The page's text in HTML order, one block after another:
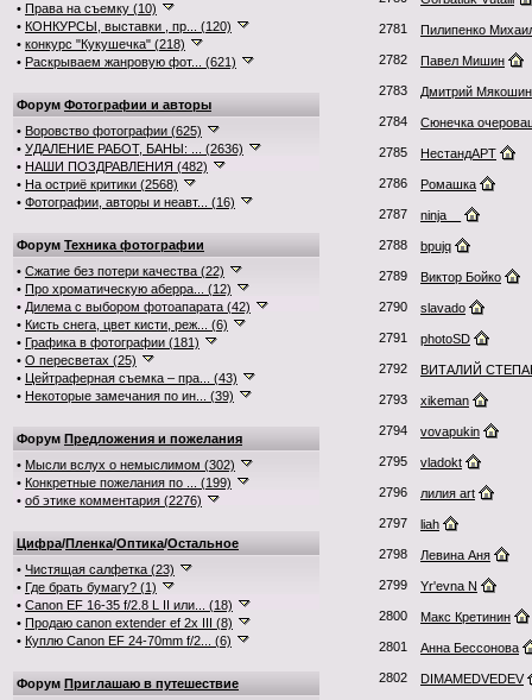
• Права на съемку (10)
• КОНКУРСЫ, выставки , пр... (120)
• конкурс "Кукушечка" (218)
• Раскрываем жанровую фот... (621)
Форум Фотографии и авторы
• Воровство фотографии (625)
• УДАЛЕНИЕ РАБОТ, БАНЫ: ... (2636)
• НАШИ ПОЗДРАВЛЕНИЯ (482)
• На остриё критики (2568)
• Фотографии, авторы и неавт... (16)
Форум Техника фотографии
• Сжатие без потери качества (22)
• Про хроматическую аберра... (12)
• Дилема с выбором фотоапарата (42)
• Кисть снега, цвет кисти, реж... (6)
• Графика в фотографии (181)
• О пересветах (25)
• Цейтраферная съемка – пра... (43)
• Некоторые замечания по ин... (39)
Форум Предложения и пожелания
• Мысли вслух о немыслимом (302)
• Конкретные пожелания по ... (199)
• об этике комментария (2276)
Цифра/Пленка/Оптика/Остальное
• Чистящая салфетка (23)
• Где брать бумагу? (1)
• Canon EF 16-35 f/2.8 L II или... (18)
• Продаю canon extender ef 2x III (8)
• Куплю Canon EF 24-70mm f/2... (6)
Форум Приглашаю в путешествие
2781 Пилипенко
2782 Павел Мишин
2783 Дмитрий Мякошин
2784 Сюнечка
2785 НестандАРТ
2786 Ромашка
2787 ninja__
2788 bpujq
2789 Виктор Бойко
2790 slavado
2791 photoSD
2792 ВИТАЛИЙ
2793 xikeman
2794 vovapukin
2795 vladokt
2796 лилия art
2797 liah
2798 Левина Аня
2799 Yr'evna N
2800 Макс Кретинин
2801 Анна Бессонова
2802 DIMAMEDVEDEV